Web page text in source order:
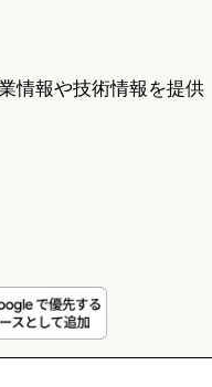
情報や技術情報を提供